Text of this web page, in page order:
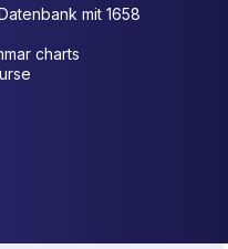
mit 1658
charts